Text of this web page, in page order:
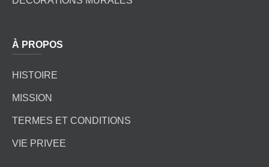
À PROPOS
HISTOIRE
MISSION
TERMES ET CONDITIONS
VIE PRIVEE